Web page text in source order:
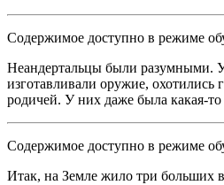
Содержимое доступно в режиме
Неандертальцы были разумными.
изготавливали оружие, охотились
родичей. У них даже была какая-то
Содержимое доступно в режиме
Итак, на Земле жило три больших